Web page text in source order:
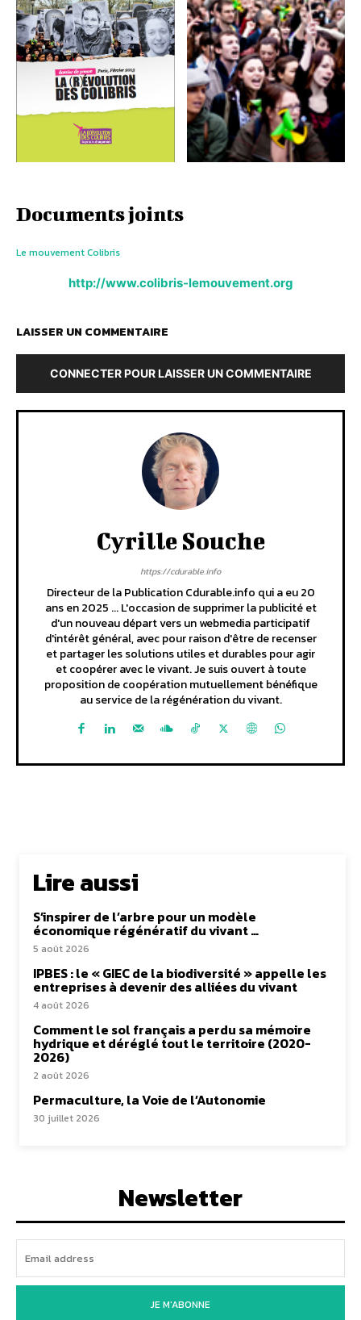
Documents joints
Le mouvement Colibris
http://www.colibris-lemouvement.org
LAISSER UN COMMENTAIRE
CONNECTER POUR LAISSER UN COMMENTAIRE
Cyrille Souche
https://cdurable.info
Directeur de la Publication Cdurable.info qui a eu 20
ans en 2025 ... L'occasion de supprimer la publicité et
d'un nouveau départ vers un webmedia participatif
d'intérêt général, avec pour raison d'être de recenser
et partager les solutions utiles et durables pour agir
et coopérer avec le vivant. Je suis ouvert à toute
proposition de coopération mutuellement bénéfique
au service de la régénération du vivant.
Lire aussi
S’inspirer de l’arbre pour un modèle
économique régénératif du vivant …
5 août 2026
IPBES : le « GIEC de la biodiversité » appelle les
entreprises à devenir des alliées du vivant
4 août 2026
Comment le sol français a perdu sa mémoire
hydrique et déréglé tout le territoire (2020-
2026)
2 août 2026
Permaculture, la Voie de l’Autonomie
30 juillet 2026
Newsletter
JE M'ABONNE